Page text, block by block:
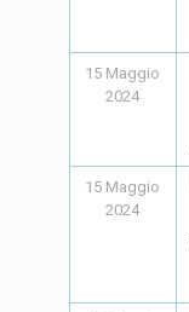
15 Maggio
2024
15 Maggio
2024